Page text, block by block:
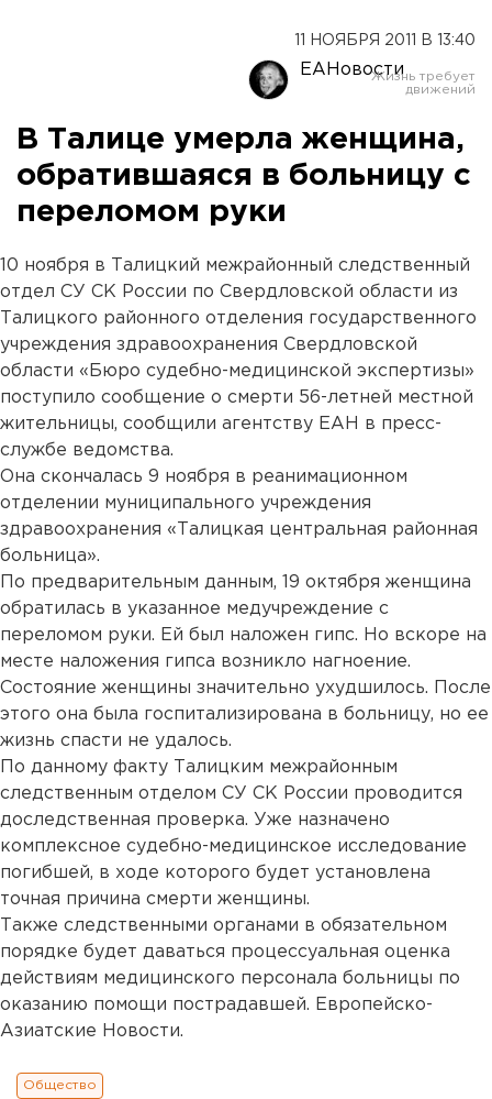
11 НОЯБРЯ 2011 В 13:40
ЕАНовости
В Талице умерла женщина,
обратившаяся в больницу с
переломом руки
10 ноября в Талицкий межрайонный следственный
отдел СУ СК России по Свердловской области из
Талицкого районного отделения государственного
учреждения здравоохранения Свердловской
области «Бюро судебно-медицинской экспертизы»
поступило сообщение о смерти 56-летней местной
жительницы, сообщили агентству ЕАН в пресс-
службе ведомства.
Она скончалась 9 ноября в реанимационном
отделении муниципального учреждения
здравоохранения «Талицкая центральная районная
больница».
По предварительным данным, 19 октября женщина
обратилась в указанное медучреждение с
переломом руки. Ей был наложен гипс. Но вскоре на
месте наложения гипса возникло нагноение.
Состояние женщины значительно ухудшилось. После
этого она была госпитализирована в больницу, но ее
жизнь спасти не удалось.
По данному факту Талицким межрайонным
следственным отделом СУ СК России проводится
доследственная проверка. Уже назначено
комплексное судебно-медицинское исследование
погибшей, в ходе которого будет установлена
точная причина смерти женщины.
Также следственными органами в обязательном
порядке будет даваться процессуальная оценка
действиям медицинского персонала больницы по
оказанию помощи пострадавшей. Европейско-
Азиатские Новости.
Общество